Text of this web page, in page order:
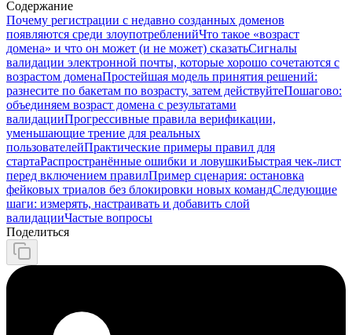
Содержание
Почему регистрации с недавно созданных доменов
появляются среди злоупотребленийЧто такое «возраст
домена» и что он может (и не может) сказатьСигналы
валидации электронной почты, которые хорошо сочетаются с
возрастом доменаПростейшая модель принятия решений:
разнесите по бакетам по возрасту, затем действуйтеПошагово:
объединяем возраст домена с результатами
валидацииПрогрессивные правила верификации,
уменьшающие трение для реальных
пользователейПрактические примеры правил для
стартаРаспространённые ошибки и ловушкиБыстрая чек‑лист
перед включением правилПример сценария: остановка
фейковых триалов без блокировки новых командСледующие
шаги: измерять, настраивать и добавить слой
валидацииЧастые вопросы
Поделиться